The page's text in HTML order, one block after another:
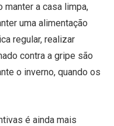
a casa limpa,
uma alimentação
regular, realizar
contra a gripe são
o inverno, quando os
é ainda mais